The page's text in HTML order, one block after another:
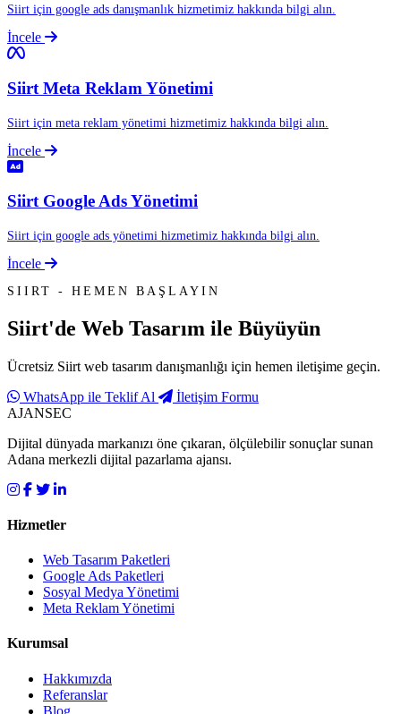
Siirt için google ads danışmanlık hizmetimiz hakkında bilgi alın.
İncele
Siirt Meta Reklam Yönetimi
Siirt için meta reklam yönetimi hizmetimiz hakkında bilgi alın.
İncele
Siirt Google Ads Yönetimi
Siirt için google ads yönetimi hizmetimiz hakkında bilgi alın.
İncele
SIIRT - HEMEN BAŞLAYIN
Siirt'de Web Tasarım ile Büyüyün
Ücretsiz Siirt web tasarım danışmanlığı için hemen iletişime geçin.
WhatsApp ile Teklif Al
İletişim Formu
AJANSEC
Dijital dünyada markanızı öne çıkaran, ölçülebilir sonuçlar sunan
Adana merkezli dijital pazarlama ajansı.
Hizmetler
Web Tasarım Paketleri
Google Ads Paketleri
Sosyal Medya Yönetimi
Meta Reklam Yönetimi
Kurumsal
Hakkımızda
Referanslar
Blog